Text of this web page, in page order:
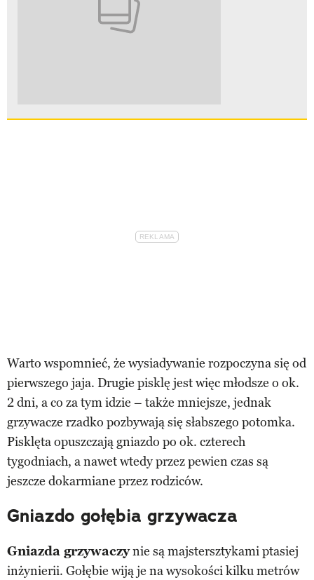
Warto wspomnieć, że wysiadywanie rozpoczyna się od
pierwszego jaja. Drugie pisklę jest więc młodsze o ok.
2 dni, a co za tym idzie – także mniejsze, jednak
grzywacze rzadko pozbywają się słabszego potomka.
Pisklęta opuszczają gniazdo po ok. czterech
tygodniach, a nawet wtedy przez pewien czas są
jeszcze dokarmiane przez rodziców.
Gniazdo gołębia grzywacza
Gniazda grzywaczynie są majstersztykami ptasiej
inżynierii. Gołębie wiją je na wysokości kilku metrów